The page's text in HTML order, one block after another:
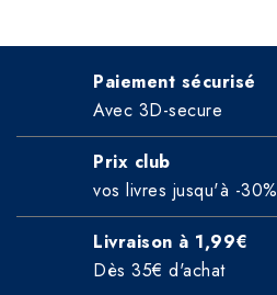
Paiement sécurisé
Avec 3D-secure
Prix club
vos livres jusqu'à -30%
Livraison à 1,99€
Dès 35€ d'achat